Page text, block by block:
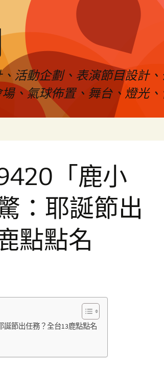
活動企劃、表演節目設計
、氣球佈置、舞台、燈光
「鹿小
：耶誕節出
點點名
誕節出任務？全台13鹿點點名